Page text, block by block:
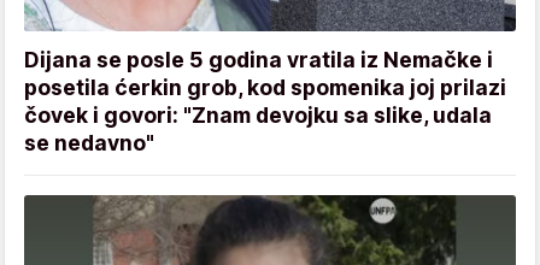
Dijana se posle 5 godina vratila iz Nemačke i
posetila ćerkin grob, kod spomenika joj prilazi
čovek i govori: "Znam devojku sa slike, udala
se nedavno"